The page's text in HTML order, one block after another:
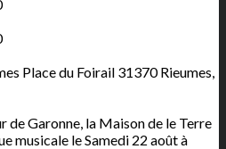
Place du Foirail 31370 Rieumes
de Garonne, la Maison de le Terre
musicale le Samedi 22 août à